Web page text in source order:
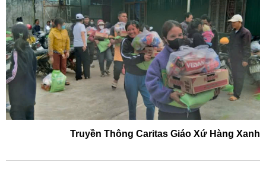
Truyền Thông Caritas Giáo Xứ Hàng Xanh